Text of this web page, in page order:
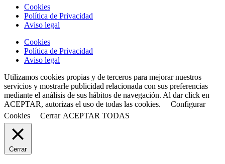
Cookies
Política de Privacidad
Aviso legal
Cookies
Política de Privacidad
Aviso legal
Utilizamos cookies propias y de terceros para mejorar nuestros
servicios y mostrarle publicidad relacionada con sus preferencias
mediante el análisis de sus hábitos de navegación. Al dar click en
ACEPTAR, autorizas el uso de todas las cookies.
Configurar
Cookies
Cerrar ACEPTAR TODAS
Cerrar